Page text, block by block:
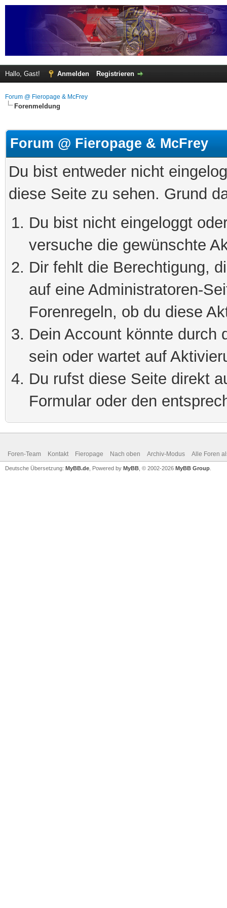
Hallo, Gast! Anmelden Registrieren
Forum @ Fieropage & McFrey
Forenmeldung
Forum @ Fieropage & McFrey
Du bist entweder nicht
diese Seite zu sehen. Grund
Du bist nicht eingeloggt
versuche die gewünschte
Dir fehlt die Berechtigung,
auf eine Administratoren-
Forenregeln, ob du diese
Dein Account könnte durch
sein oder wartet auf
Du rufst diese Seite direkt
Formular oder den
Foren-Team Kontakt Fieropage Nach oben Archiv-Modus Alle Foren
Deutsche Übersetzung: MyBB.de , Powered by MyBB , © 2002-2026 MyBB Group